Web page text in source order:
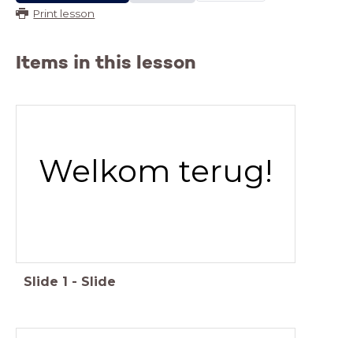
Print lesson
Items in this lesson
Welkom terug!
Slide 1 - Slide